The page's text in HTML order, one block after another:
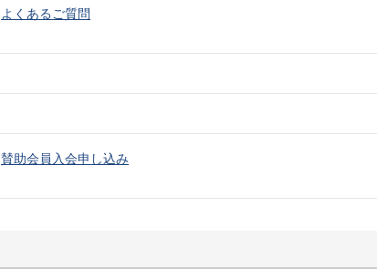
よくあるご質問
賛助会員入会申し込み